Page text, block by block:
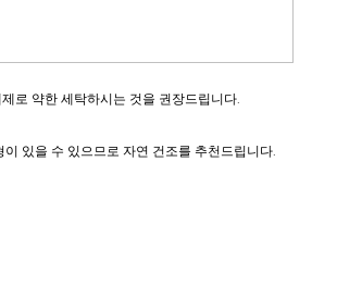
로 약한 세탁하시는 것을 권장드립니다.
있을 수 있으므로 자연 건조를 추천드립니다.